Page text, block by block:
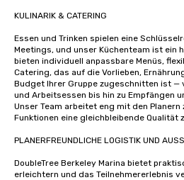
KULINARIK & CATERING
Essen und Trinken spielen eine
Meetings, und unser Küchenteam ist ein
bieten individuell anpassbare Menüs,
Catering, das auf die Vorlieben,
Budget Ihrer Gruppe zugeschnitten ist —
und Arbeitsessen bis hin zu Empfängen
Unser Team arbeitet eng mit den Planern
Funktionen eine gleichbleibende Qualität
PLANERFREUNDLICHE LOGISTIK UND
DoubleTree Berkeley Marina bietet
erleichtern und das Teilnehmererlebnis